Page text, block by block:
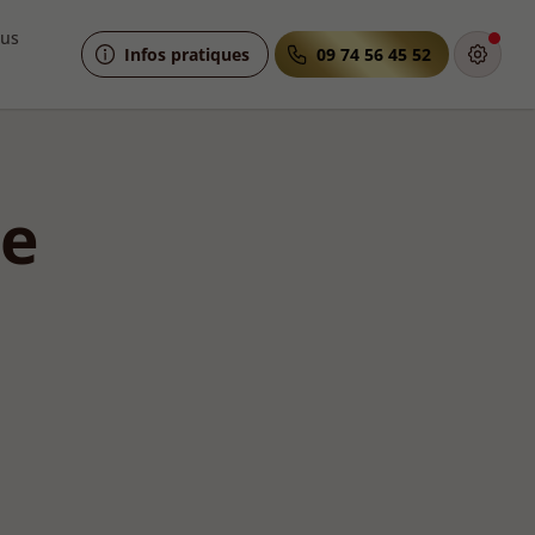
Infos pratiques 09 74 56 45 52